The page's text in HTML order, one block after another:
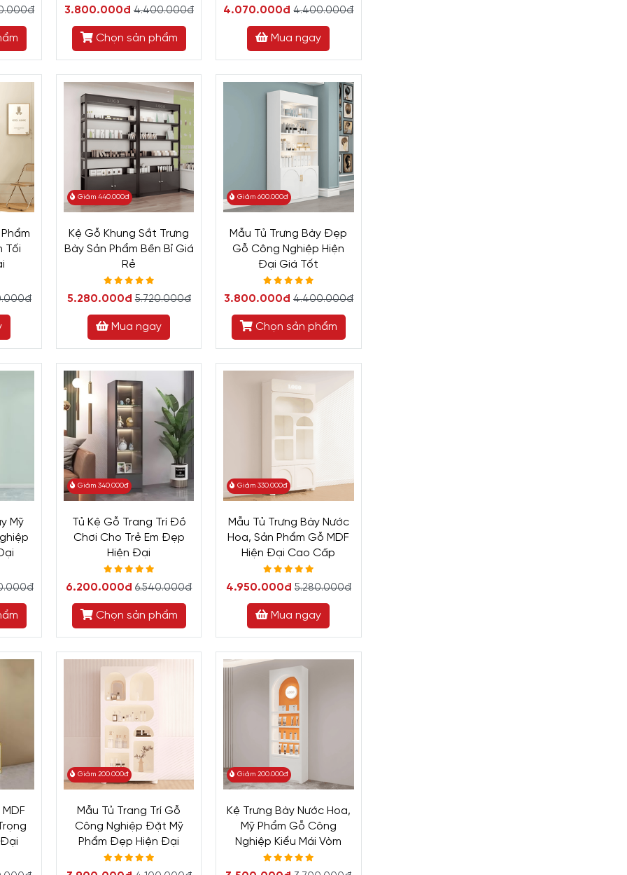
3.800.000đ 4.400.000đ
Chọn sản phẩm
4.070.000đ 4.400.000đ
Mua ngay
Tối
Giảm 440.000đ
Kệ Gỗ Khung Sắt Trưng
Bày Sản Phẩm Bền Bỉ Giá
Rẻ
5.280.000đ 5.720.000đ
Mua ngay
Giảm 600.000đ
Mẫu Tủ Trưng Bày Đẹp
Gỗ Công Nghiệp Hiện
Đại Giá Tốt
3.800.000đ 4.400.000đ
Chọn sản phẩm
Mỹ
Giảm 340.000đ
Tủ Kệ Gỗ Trang Trí Đồ
Chơi Cho Trẻ Em Đẹp
Hiện Đại
6.200.000đ 6.540.000đ
Chọn sản phẩm
Giảm 330.000đ
Mẫu Tủ Trưng Bày Nước
Hoa, Sản Phẩm Gỗ MDF
Hiện Đại Cao Cấp
4.950.000đ 5.280.000đ
Mua ngay
Đại
Giảm 200.000đ
Mẫu Tủ Trang Trí Gỗ
Công Nghiệp Đặt Mỹ
Phẩm Đẹp Hiện Đại
Giảm 200.000đ
Kệ Trưng Bày Nước Hoa,
Mỹ Phẩm Gỗ Công
Nghiệp Kiểu Mái Vòm